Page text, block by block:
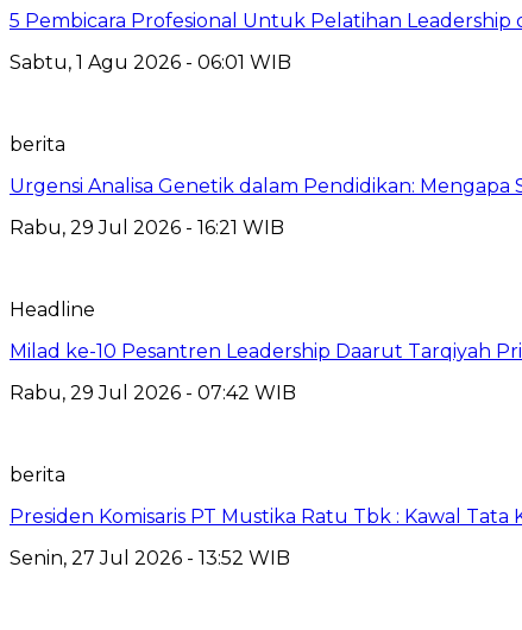
5 Pembicara Profesional Untuk Pelatihan Leadership
Sabtu, 1 Agu 2026 - 06:01 WIB
berita
Urgensi Analisa Genetik dalam Pendidikan:
Rabu, 29 Jul 2026 - 16:21 WIB
Headline
Milad ke-10 Pesantren Leadership Daarut Tarqiyah
Rabu, 29 Jul 2026 - 07:42 WIB
berita
Presiden Komisaris PT Mustika Ratu Tbk : Kawal
Senin, 27 Jul 2026 - 13:52 WIB